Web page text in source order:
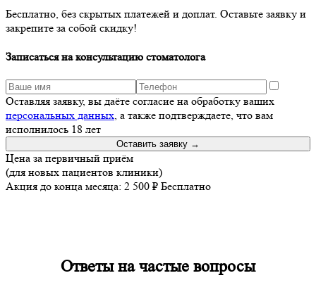
Бесплатно, без скрытых платежей и доплат. Оставьте заявку и
закрепите за собой скидку!
Записаться на консультацию стоматолога
Оставляя заявку, вы даёте согласие на обработку ваших
персональных данных, а также подтверждаете, что вам
исполнилось 18 лет
Оставить заявку →
Цена за первичный приём
(для новых пациентов клиники)
Акция до конца месяца: 2 500 ₽ Бесплатно
Ответы начастые вопросы